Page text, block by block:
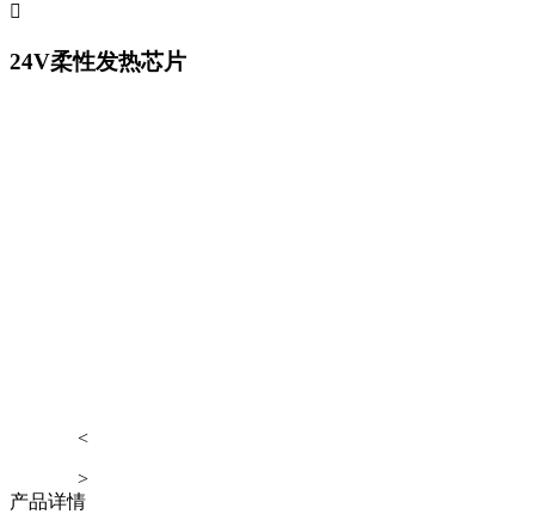

24V柔性发热芯片
<
>
产品详情